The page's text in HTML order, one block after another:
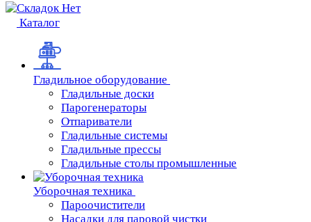
Каталог
Гладильное оборудование
Гладильные доски
Парогенераторы
Отпариватели
Гладильные системы
Гладильные прессы
Гладильные столы промышленные
Уборочная техника
Пароочистители
Насадки для паровой чистки